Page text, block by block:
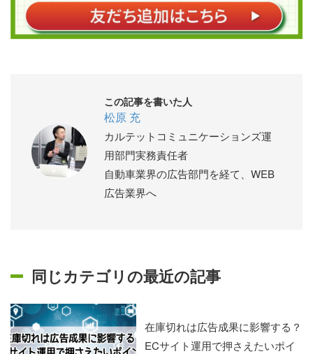
この記事を書いた人
松原 充
カルテットコミュニケーションズ運
用部門実務責任者
自動車業界の広告部門を経て、WEB
広告業界へ
同じカテゴリの最近の記事
在庫切れは広告成果に影響する？
ECサイト運用で押さえたいポイ